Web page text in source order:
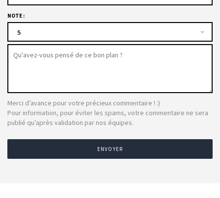
NOTE :
5
Merci d’avance pour votre précieux commentaire ! :)
Pour information, pour éviter les spams, votre commentaire ne sera
publié qu’après validation par nos équipes.
ENVOYER